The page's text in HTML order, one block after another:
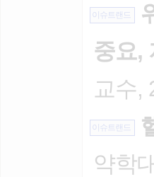
이슈트랜드
중요,
교수,
이슈트랜드
약학